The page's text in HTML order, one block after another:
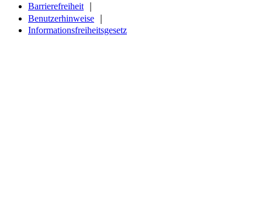
Barrierefreiheit
Benutzerhinweise
Informationsfreiheitsgesetz